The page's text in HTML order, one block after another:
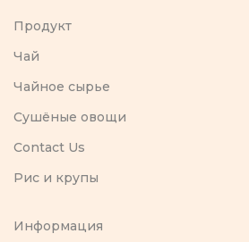
Продукт
Чай
Чайное сырье
Сушёные овощи
Contact Us
Рис и крупы
Информация